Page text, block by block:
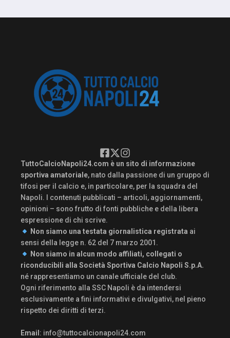
TuttoCalcioNapoli24.com è un sito di informazione
sportiva amatoriale, nato dalla passione di un gruppo di
tifosi per il calcio e, in particolare, per la squadra del
Napoli. I contenuti pubblicati – articoli, aggiornamenti,
opinioni – sono frutto di fonti pubbliche e della libera
espressione di chi scrive.
Non siamo una testata giornalistica registrata ai
sensi della legge n. 62 del 7 marzo 2001.
Non siamo in alcun modo affiliati, collegati o
riconducibili alla Società Sportiva Calcio Napoli S.p.A.
né rappresentiamo un canale ufficiale del club.
Ogni riferimento alla SSC Napoli è da intendersi
esclusivamente a fini informativi e divulgativi, nel pieno
rispetto dei diritti di terzi.
Email : info@tuttocalcionapoli24.com